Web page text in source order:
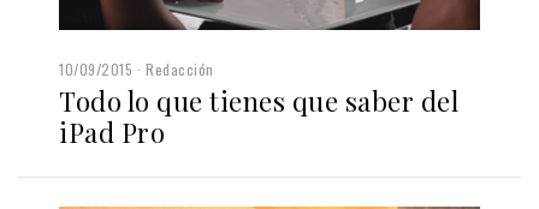
10/09/2015 Redacción
Todo lo que tienes que saber del
iPad Pro